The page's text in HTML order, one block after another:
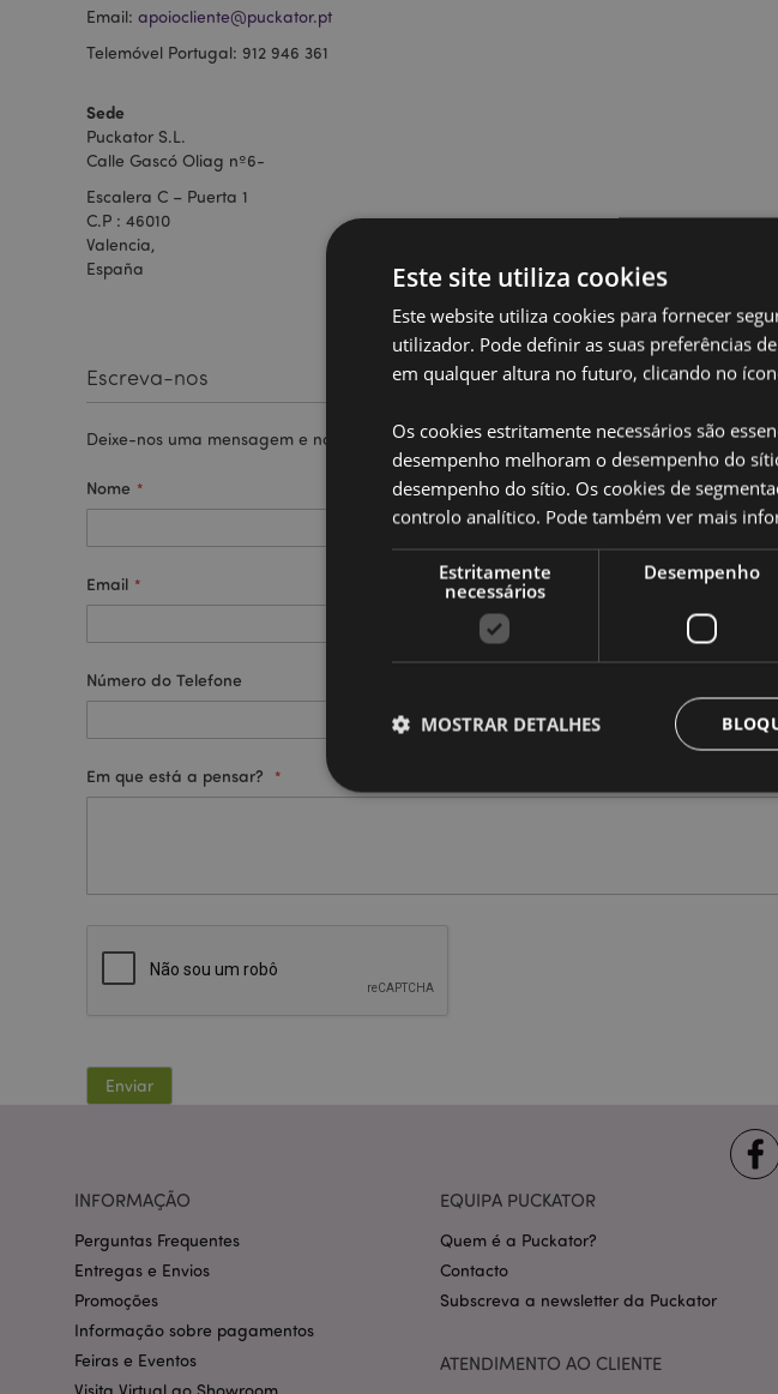
Email: apoiocliente@puckator.pt
Telemóvel Portugal: 912 946 361
Sede
Puckator S.L.
Calle Gascó Oliag nº6-
Escalera C – Puerta 1
C.P : 46010
Valencia,
España
Escreva-nos
Deixe-nos uma mensagem e nós responderemos o mais rapidamente possível.
Nome
Email
Número do Telefone
Em que está a pensar?
Enviar
INFORMAÇÃO
Perguntas Frequentes
Entregas e Envios
Promoções
Informação sobre pagamentos
Feiras e Eventos
Visita Virtual ao Showroom
EQUIPA PUCKATOR
Quem é a Puckator?
Contacto
Subscreva a newsletter da Puckator
ATENDIMENTO AO CLIENTE
Este site utiliza cookies
Este website utiliza cookies para fornecer
utilizador. Pode definir as suas preferências
em qualquer altura no futuro, clicando no
Os cookies estritamente necessários são
desempenho melhoram o desempenho do
desempenho do sítio. Os cookies de
controlo analítico. Pode também ver mais
Estritamente
necessários
Desempenho
MOSTRAR DETALHES
Os cookies estritamente necessários permitem
CookieScriptConsent
.www.puckator.pt
Política